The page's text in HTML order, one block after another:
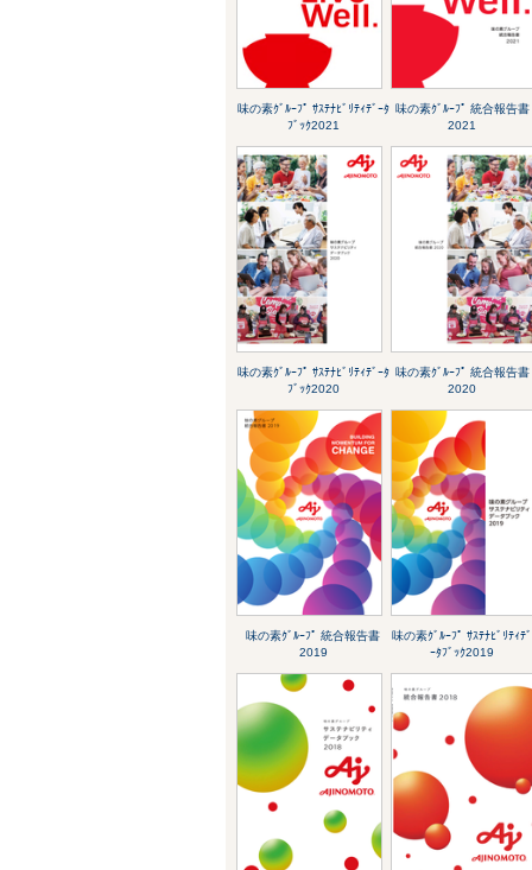
味の素ｸﾞﾙｰﾌﾟ ｻｽﾃﾅﾋﾞﾘﾃｨﾃﾞｰﾀ
ﾌﾞｯｸ2021
味の素ｸﾞﾙｰﾌﾟ 統合報告書
2021
味の素ｸﾞﾙｰﾌﾟ ｻｽﾃﾅﾋﾞﾘﾃｨﾃﾞｰﾀ
ﾌﾞｯｸ2020
味の素ｸﾞﾙｰﾌﾟ 統合報告書
2020
味の素ｸﾞﾙｰﾌﾟ 統合報告書
2019
味の素ｸﾞﾙｰﾌﾟ ｻｽﾃﾅﾋﾞﾘﾃｨﾃﾞ
ｰﾀﾌﾞｯｸ2019